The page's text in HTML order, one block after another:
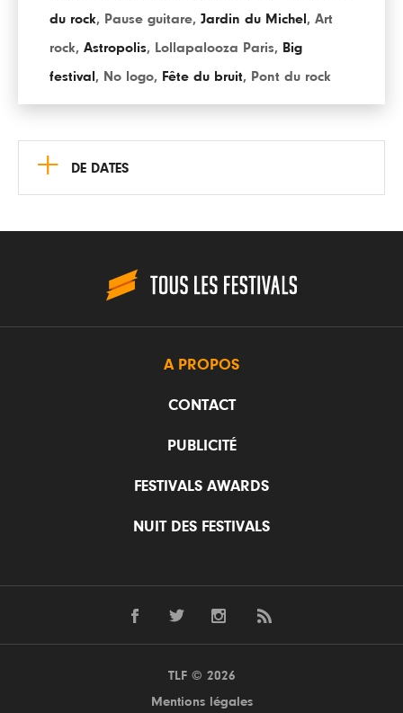
du rock, Pause guitare, Jardin du Michel , Art
rock, Astropolis, Lollapalooza Paris, Big
festival , No logo, Fête du bruit, Pont du rock
+ DE DATES
A PROPOS
CONTACT
PUBLICITÉ
FESTIVALS AWARDS
NUIT DES FESTIVALS
TLF © 2026
Mentions légales